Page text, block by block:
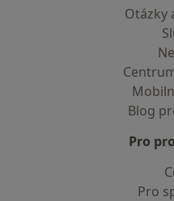
Otázky
Blog
Pro
Pro